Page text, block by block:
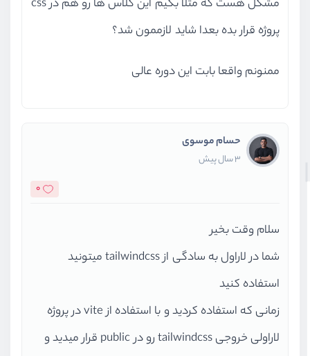
مشکل هست که مثلا بگیم این کلاس ها رو هم در css
پروژه قرار بده بعدا شاید لازممون شد؟
ممنونم واقعا بابت این دوره عالی
حسام موسوی
3 سال پیش
0
سلام وقت بخیر
شما در لاراول به سادگی از tailwindcss میتونید
استفاده کنید
زمانی که استفاده کردید و با استفاده از vite در پروژه
لاراولی خروجی tailwindcss رو در public قرار میدید و